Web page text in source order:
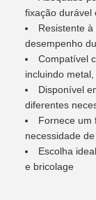
fixação durável
Resistente
desempenho
Compatível
incluindo
Disponível
diferentes
Fornece um
necessidade
Escolha
e bricolage